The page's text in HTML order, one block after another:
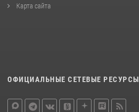
Карта сайта
ОФИЦИАЛЬНЫЕ СЕТЕВЫЕ РЕСУРСЫ